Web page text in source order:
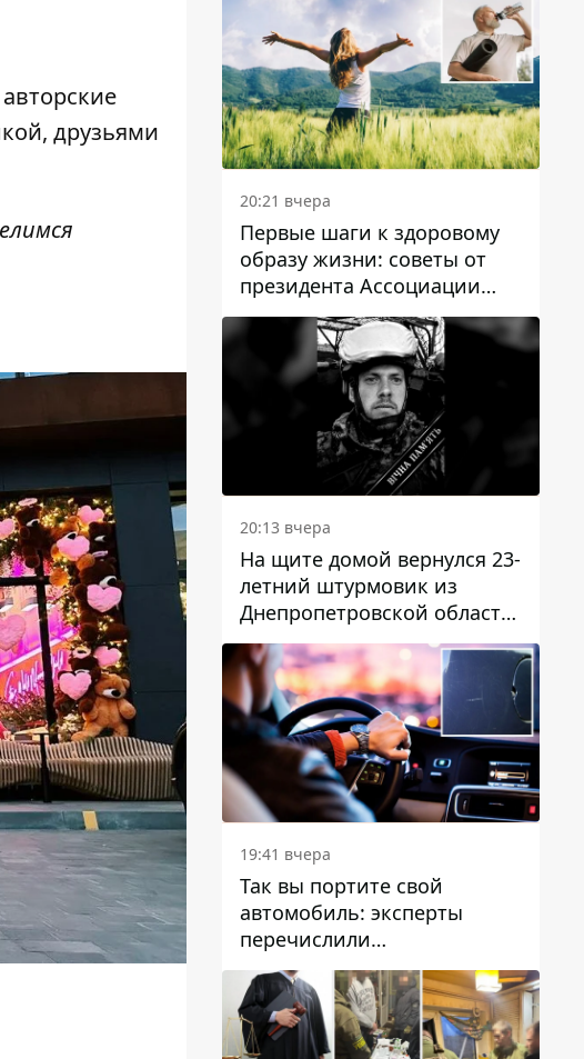
друзьями
20:21 вчера
Первые шаги к здоровому
образу жизни: советы от
президента Ассоциации
диетологов Украины
20:13 вчера
На щите домой вернулся 23-
летний штурмовик из
Днепропетровской области
Богдан Бескровный
19:41 вчера
Так вы портите свой
автомобиль: эксперты
перечислили
распространенные
привычки водителей,
которые на самом деле
вредят машине